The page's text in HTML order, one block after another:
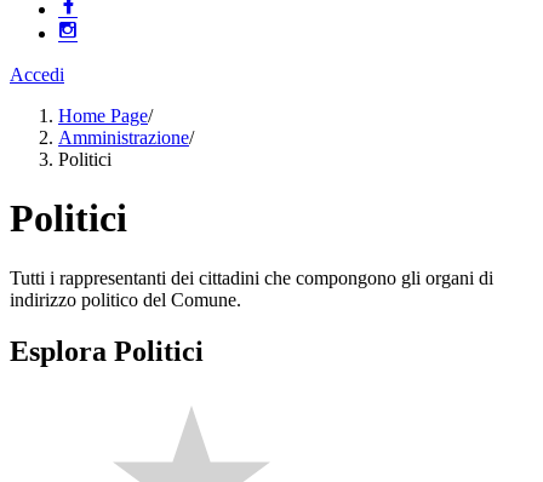
Accedi
Home Page/
Amministrazione/
Politici
Politici
Tutti i rappresentanti dei cittadini che compongono gli organi di
indirizzo politico del Comune.
Esplora Politici